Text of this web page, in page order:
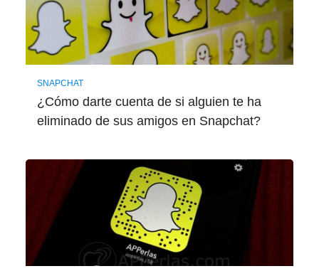
SNAPCHAT
¿Cómo darte cuenta de si alguien te ha
eliminado de sus amigos en Snapchat?